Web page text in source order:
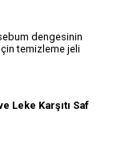
dengesinin
temizleme jeli
Leke Karşıtı Saf